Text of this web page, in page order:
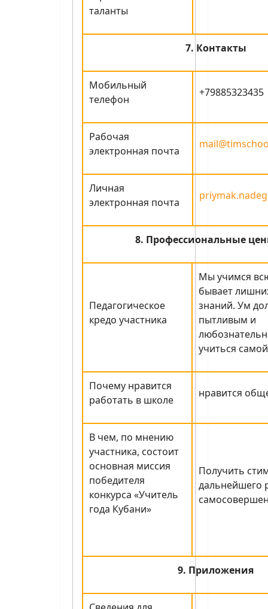
таланты
7. Контакты
Мобильный
телефон
+79885323435
Рабочая
электронная почта
Личная
электронная почта
8. Профессиональные
Педагогическое
кредо участника
Мы учимся
бывает
знаний. Ум
пытливым и
учиться
Почему нравится
работать в школе
нравится
В чем, по мнению
участника, состоит
основная миссия
победителя
конкурса «Учитель
года Кубани»
Получить
дальнейшего
9. Приложения